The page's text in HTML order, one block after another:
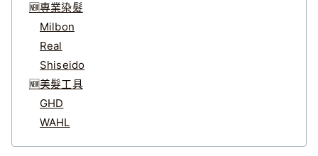
🆕專業染髮
Milbon
Real
Shiseido
🆕美髮工具
GHD
WAHL